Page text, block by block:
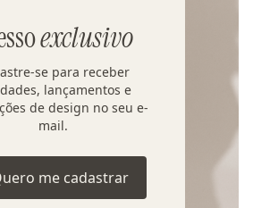
exclusivo
se para receber
lançamentos e
de design no seu e-
mail.
me cadastrar